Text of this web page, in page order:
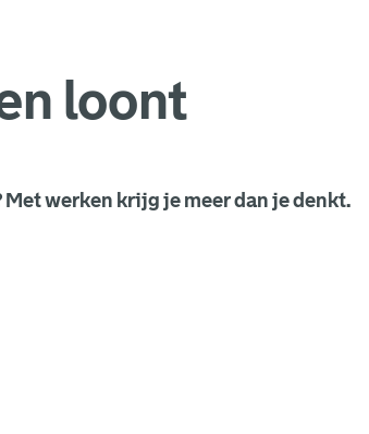
loont
werken krijg je meer dan je denkt.